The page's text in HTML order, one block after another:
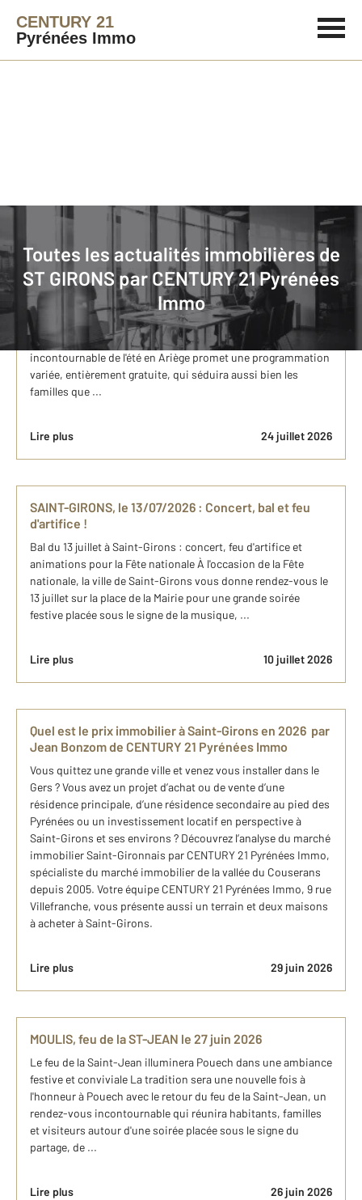
CENTURY 21
Pyrénées Immo
Toutes les actualités immobilières de
ST GIRONS par CENTURY 21 Pyrénées
Immo
Actualités immobilières à ST GIRONS
SAINT-GIRONS en fête du 24/07 au 27/02026
Les Fêtes de Saint-Girons font leur grand retour du 24 au 27
juillet 2026 pour quatre journées placées sous le signe de la
musique, de la convivialité et du partage. Cet événement
incontournable de l'été en Ariège promet une programmation
variée, entièrement gratuite, qui séduira aussi bien les
familles que ...
Lire plus 24 juillet 2026
SAINT-GIRONS, le 13/07/2026 : Concert, bal et feu
d'artifice !
Bal du 13 juillet à Saint-Girons : concert, feu d'artifice et
animations pour la Fête nationale À l'occasion de la Fête
nationale, la ville de Saint-Girons vous donne rendez-vous le
13 juillet sur la place de la Mairie pour une grande soirée
festive placée sous le signe de la musique, ...
Lire plus 10 juillet 2026
Quel est le prix immobilier à Saint-Girons en 2026 ​par
Jean Bonzom de CENTURY 21 Pyrénées Immo
Vous quittez une grande ville et venez vous installer dans le
Gers ? Vous avez un projet d’achat ou de vente d’une
résidence principale, d’une résidence secondaire au pied des
Pyrénées ou un investissement locatif en perspective à
Saint-Girons et ses environs ? Découvrez l’analyse du marché
immobilier Saint-Gironnais par CENTURY 21 Pyrénées Immo,
spécialiste du marché immobilier de la vallée du Couserans
depuis 2005. Votre équipe CENTURY 21 Pyrénées Immo, 9 rue
Villefranche, vous présente aussi un terrain et deux maisons
à acheter à Saint-Girons.
Lire plus 29 juin 2026
MOULIS, feu de la ST-JEAN le 27 juin 2026
Le feu de la Saint-Jean illuminera Pouech dans une ambiance
festive et conviviale La tradition sera une nouvelle fois à
l'honneur à Pouech avec le retour du feu de la Saint-Jean, un
rendez-vous incontournable qui réunira habitants, familles
et visiteurs autour d'une soirée placée sous le signe du
partage, de ...
Lire plus 26 juin 2026